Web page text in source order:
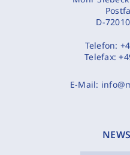
D-
Telefon:
Telefax:
E-Mail: